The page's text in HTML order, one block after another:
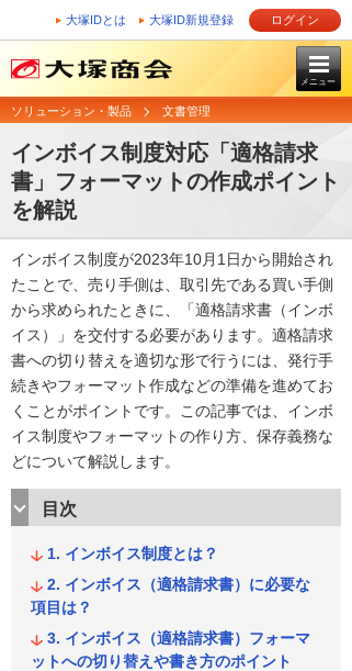
大塚IDとは 大塚ID新規登録 ログイン
メニュー
ソリューション・製品 文書管理
インボイス制度対応「適格請求
書」フォーマットの作成ポイント
を解説
インボイス制度が2023年10月1日から開始され
たことで、売り手側は、取引先である買い手側
から求められたときに、「適格請求書（インボ
イス）」を交付する必要があります。適格請求
書への切り替えを適切な形で行うには、発行手
続きやフォーマット作成などの準備を進めてお
くことがポイントです。この記事では、インボ
イス制度やフォーマットの作り方、保存義務な
どについて解説します。
目次
インボイス制度とは？
インボイス（適格請求書）に必要な
項目は？
インボイス（適格請求書）フォーマ
ットへの切り替えや書き方のポイント